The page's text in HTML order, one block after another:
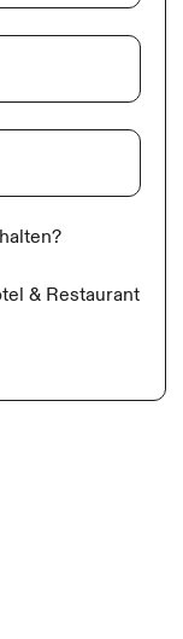
& Restaurant